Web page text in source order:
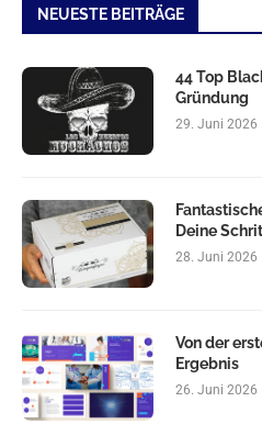
NEUESTE BEITRÄGE
44 Top
Gründung
29. Juni 2026
Deine
28. Juni 2026
Von der
Ergebnis
26. Juni 2026